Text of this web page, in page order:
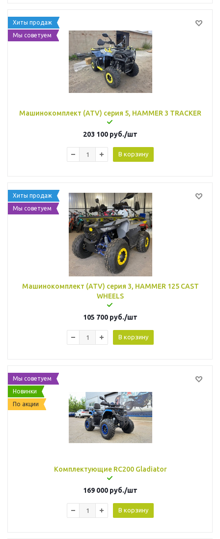
Хиты продаж
Мы советуем
Машинокомплект (ATV) серия 5, HAMMER 3 TRACKER
203 100 руб./шт
В корзину
Хиты продаж
Мы советуем
Машинокомплект (ATV) серия 3, HAMMER 125 CAST
WHEELS
105 700 руб./шт
В корзину
Мы советуем
Новинки
По акции
Комплектующие RC200 Gladiator
169 000 руб./шт
В корзину